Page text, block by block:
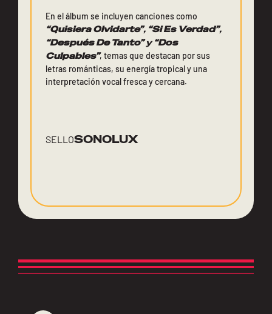
En el álbum se incluyen canciones como
“Quisiera Olvidarte”, “Si Es Verdad”,
“Después De Tanto”y “Dos
Culpables”, temas que destacan por sus
letras románticas, su energía tropical y una
interpretación vocal fresca y cercana.
SELLOSONOLUX